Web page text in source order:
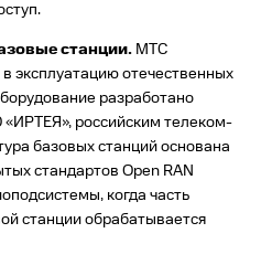
станции. МТС
эксплуатацию отечественных
разработано
российским телеком-
базовых станций основана
стандартов Open RAN
когда часть
станции обрабатывается